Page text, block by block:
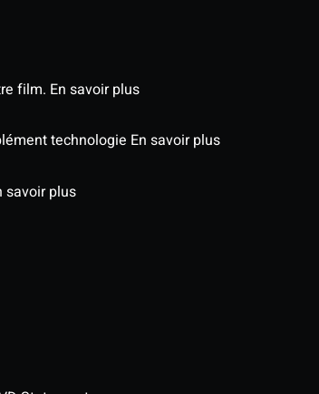
film. En savoir plus
technologie En savoir plus
savoir plus